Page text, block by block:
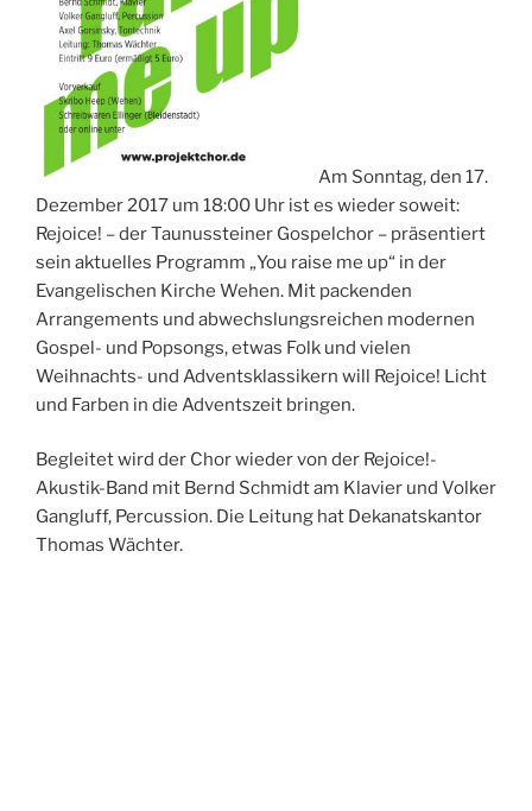
Am Sonntag, den 17.
Dezember 2017 um 18:00 Uhr ist es wieder soweit:
Rejoice! – der Taunussteiner Gospelchor – präsentiert
sein aktuelles Programm „You raise me up“ in der
Evangelischen Kirche Wehen. Mit packenden
Arrangements und abwechslungsreichen modernen
Gospel- und Popsongs, etwas Folk und vielen
Weihnachts- und Adventsklassikern will Rejoice! Licht
und Farben in die Adventszeit bringen.
Begleitet wird der Chor wieder von der Rejoice!-
Akustik-Band mit Bernd Schmidt am Klavier und Volker
Gangluff, Percussion. Die Leitung hat Dekanatskantor
Thomas Wächter.